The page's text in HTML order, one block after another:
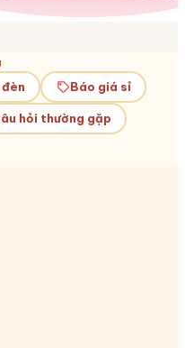
Báo giá sỉ
hỏi thường gặp